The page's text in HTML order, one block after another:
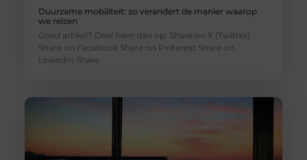
Duurzame mobiliteit: zo verandert de manier waarop
we reizen
Goed artikel? Deel hem dan op: Share on X (Twitter)
Share on Facebook Share on Pinterest Share on
LinkedIn Share